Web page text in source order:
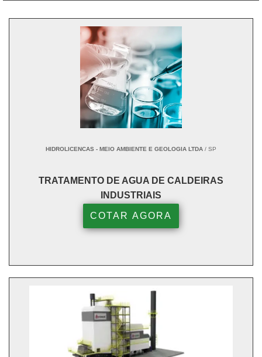
HIDROLICENCAS - MEIO AMBIENTE E GEOLOGIA LTDA / SP
TRATAMENTO DE AGUA DE CALDEIRAS
INDUSTRIAIS
COTAR AGORA